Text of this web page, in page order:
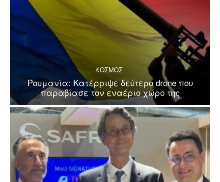
ΚΟΣΜΟΣ
Ρουμανία: Κατέρριψε δεύτερο drone που
παραβίασε τον εναέριο χώρο της